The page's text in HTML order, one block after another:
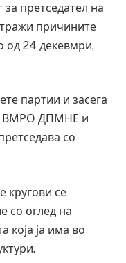
претседател на
причините
од 24 декевмри,
партии и засега
ВМРО ДПМНЕ и
со
кругови се
со оглед на
која ја има во